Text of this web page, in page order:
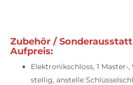
Zubehör /
Aufpreis:
Elektronikschloss, 1 Master-
stellig, anstelle